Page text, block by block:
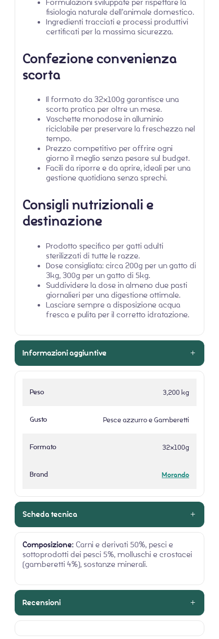
Formulazioni sviluppate per rispettare la
fisiologia naturale dell’animale domestico.
Ingredienti tracciati e processi produttivi
certificati per la massima sicurezza.
Confezione convenienza
scorta
Il formato da 32x100g garantisce una
scorta pratica per oltre un mese.
Vaschette monodose in alluminio
riciclabile per preservare la freschezza nel
tempo.
Prezzo competitivo per offrire ogni
giorno il meglio senza pesare sul budget.
Facili da riporre e da aprire, ideali per una
gestione quotidiana senza sprechi.
Consigli nutrizionali e
destinazione
Prodotto specifico per gatti adulti
sterilizzati di tutte le razze.
Dose consigliata: circa 200g per un gatto di
3kg, 300g per un gatto di 5kg.
Suddividere la dose in almeno due pasti
giornalieri per una digestione ottimale.
Lasciare sempre a disposizione acqua
fresca e pulita per il corretto idratazione.
Informazioni aggiuntive
Peso 3,200 kg
Gusto Pesce azzurro e Gamberetti
Formato 32x100g
Brand Morando
Scheda tecnica
Composizione: Carni e derivati 50%, pesci e
sottoprodotti dei pesci 5%, molluschi e crostacei
(gamberetti 4%), sostanze minerali.
Recensioni